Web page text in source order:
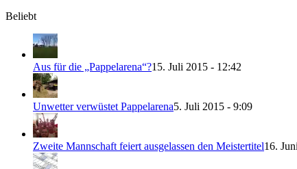
Beliebt
Aus für die „Pappelarena“?15. Juli 2015 - 12:42
Unwetter verwüstet Pappelarena5. Juli 2015 - 9:09
Zweite Mannschaft feiert ausgelassen den Meistertitel16.